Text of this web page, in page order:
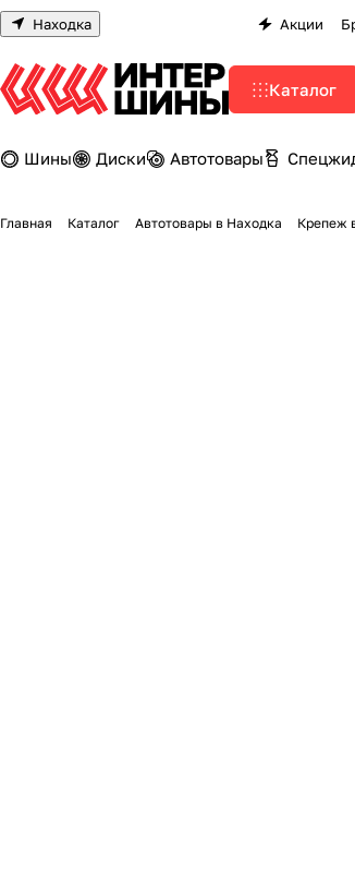
Находка Акции
Каталог
Шины Диски Автотовары
Главная Каталог Автотовары в Находка Крепеж